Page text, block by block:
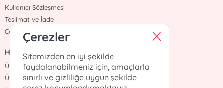
Kullanıcı Sözleşmesi
Teslimat ve İade
Çerez Politikasi
HIZLI ERİŞİM
Üye Ol
Üye Giriş
Çerezler
Sitemizden en iyi şekilde
faydalanabilmeniz için, amaçlarla
sınırlı ve gizliliğe uygun şekilde